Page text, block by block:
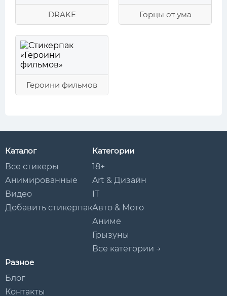
DRAKE Горцы от ума
Героини фильмов
Каталог
Все стикеры
Анимированные
Видео
Добавить стикерпак
Категории
18+
Art & Дизайн
IT
Авто & Мото
Аниме
Грызуны
Все категории →
Разное
Блог
Контакты